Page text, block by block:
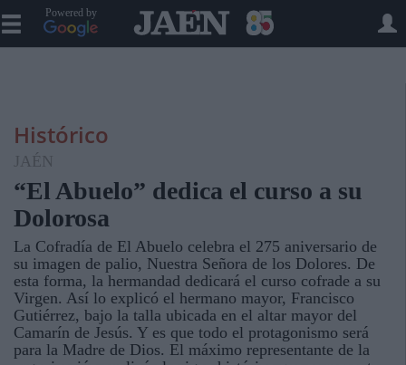
Powered by
Histórico
JAÉN
“El Abuelo” dedica el curso a su
Dolorosa
La Cofradía de El Abuelo celebra el 275 aniversario de
su imagen de palio, Nuestra Señora de los Dolores. De
esta forma, la hermandad dedicará el curso cofrade a su
Virgen. Así lo explicó el hermano mayor, Francisco
Gutiérrez, bajo la talla ubicada en el altar mayor del
Camarín de Jesús. Y es que todo el protagonismo será
para la Madre de Dios. El máximo representante de la